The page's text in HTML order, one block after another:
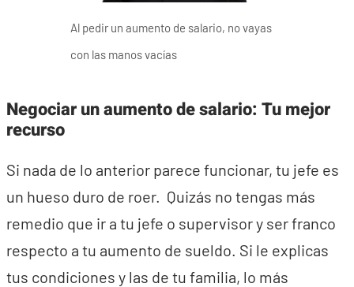
Al pedir un aumento de salario, no vayas
con las manos vacías
Negociar un aumento de salario: Tu mejor
recurso
Si nada de lo anterior parece funcionar, tu jefe es
un hueso duro de roer. Quizás no tengas más
remedio que ir a tu jefe o supervisor y ser franco
respecto a tu aumento de sueldo. Si le explicas
tus condiciones y las de tu familia, lo más